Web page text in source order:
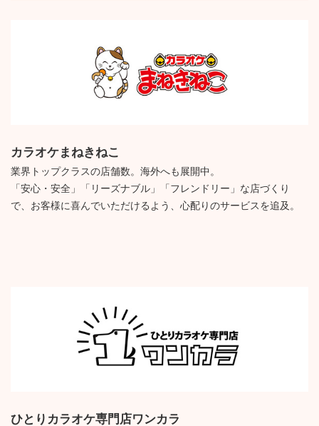
カラオケまねきねこ
業界トップクラスの店舗数。海外へも展開中。
「安心・安全」「リーズナブル」「フレンドリー」な店づくり
で、お客様に喜んでいただけるよう、心配りのサービスを追及。
ひとりカラオケ専門店ワンカラ